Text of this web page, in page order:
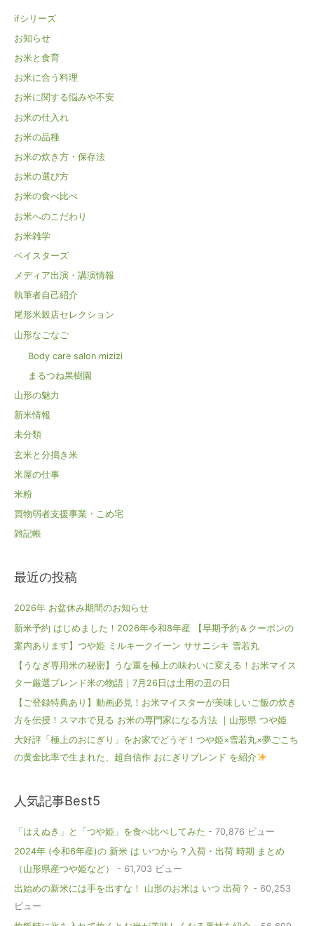
ifシリーズ
お知らせ
お米と食育
お米に合う料理
お米に関する悩みや不安
お米の仕入れ
お米の品種
お米の炊き方・保存法
お米の選び方
お米の食べ比べ
お米へのこだわり
お米雑学
ベイスターズ
メディア出演・講演情報
執筆者自己紹介
尾形米穀店セレクション
山形なごなご
Body care salon mizizi
まるつね果樹園
山形の魅力
新米情報
未分類
玄米と分搗き米
米屋の仕事
米粉
買物弱者支援事業・こめ宅
雑記帳
最近の投稿
2026年 お盆休み期間のお知らせ
新米予約 はじめました！2026年令和8年産 【早期予約＆クーポンの
案内あります】つや姫 ミルキークイーン ササニシキ 雪若丸
【うなぎ専用米の秘密】うな重を極上の味わいに変える！お米マイス
ター厳選ブレンド米の物語｜7月26日は土用の丑の日
【ご登録特典あり】動画必見！お米マイスターが美味しいご飯の炊き
方を伝授！スマホで見る お米の専門家になる方法 ｜山形県 つや姫
大好評「極上のおにぎり」をお家でどうぞ！つや姫×雪若丸×夢ごこち
の黄金比率で生まれた、超自信作 おにぎりブレンド を紹介
人気記事Best5
「はえぬき」と「つや姫」を食べ比べしてみた - 70,876 ビュー
2024年 (令和6年産)の 新米 は いつから？入荷・出荷 時期 まとめ
（山形県産つや姫など）
- 61,703 ビュー
出始めの新米には手を出すな！ 山形のお米は いつ 出荷？ - 60,253
ビュー